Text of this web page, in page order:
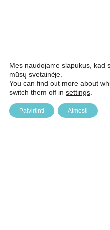
Mes naudojame slapukus, kad
mūsų svetainėje.
You can find out more about
switch them off in settings
Patvirtinti Atmesti